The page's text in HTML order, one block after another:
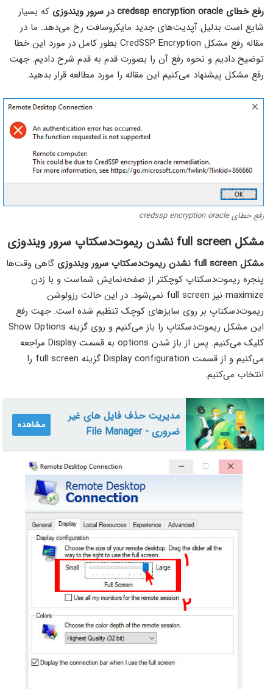
رفع خطای credssp encryption oracle در سرور ویندوزی
که بسیار
شایع است بدلیل آپدیت‌های جدید مایکروسافت رخ می‌دهد. ما در
مقاله رفع مشکل CredSSP Encryption بطور کامل در مورد این خطا
توضیح دادیم و نحوه رفع آن را بصورت قدم به قدم شرح دادیم. جهت
رفع مشکل پیشنهاد می‌کنیم این مقاله را مورد مطالعه قرار بدهید.
رفع خطای credssp encryption oracle
مشکل full screen نشدن ریموت‌دسکتاپ سرور ویندوزی
مشکل full screen نشدن ریموت‌دسکتاپ سرور ویندوزی
گاهی وقت‌ها
پنجره ریموت‌دسکتاپ کوچکتر از صفحه‌نمایش شماست و با زدن
maximize نیز full screen نمی‌شود. در این حالت رزولوشن
ریموت‌دسکتاپ بر روی سایز‌های کوچک تنظیم شده است. جهت رفع
این مشکل ریموت‌دسکتاپ را باز می‌کنیم و روی گزینه Show Options
کلیک می‌کنیم. پس از باز شدن options به قسمت Display مراجعه
می‌کنیم و از قسمت Display configuration گزینه full screen را
انتخاب می‌کنیم.
مدیریت حذف فایل های غیر
ضروری - File Manager
مشاهده